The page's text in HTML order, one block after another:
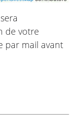
de votre
par mail avant